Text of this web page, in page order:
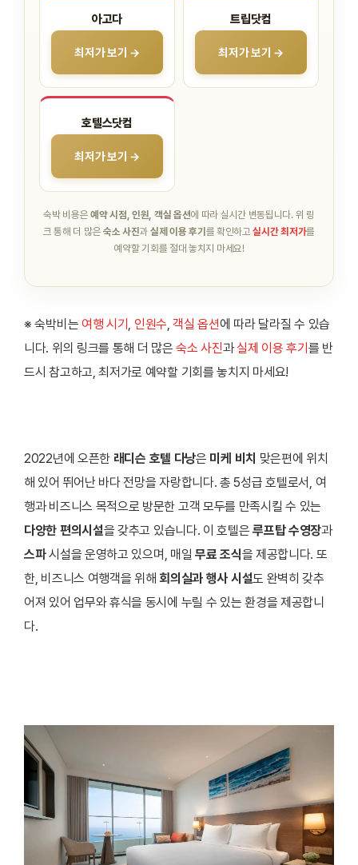
아고다
최저가 보기 →
트립닷컴
최저가 보기 →
호텔스닷컴
최저가 보기 →
숙박 비용은예약 시점, 인원, 객실 옵션에 따라 실시간 변동됩니다. 위 링
크 통해 더 많은 숙소 사진과 실제 이용 후기 를 확인하고실시간 최저가를
예약할 기회를 절대 놓치지 마세요!
※ 숙박비는 여행 시기 인원수 객실 옵션에 따라 달라질 수 있습
니다. 위의 링크를 통해 더 많은 숙소 사진과실제 이용 후기 를 반
드시 참고하고, 최저가로 예약할 기회를 놓치지 마세요!
2022년에 오픈한 래디슨 호텔 다낭은 미케 비치 맞은편에 위치
해 있어 뛰어난 바다 전망을 자랑합니다. 총 5성급 호텔로서, 여
행과 비즈니스 목적으로 방문한 고객 모두를 만족시킬 수 있는
다양한 편의시설을 갖추고 있습니다. 이 호텔은루프탑 수영장과
스파시설을 운영하고 있으며, 매일무료 조식을 제공합니다. 또
한, 비즈니스 여행객을 위해회의실과 행사 시설도 완벽히 갖추
어져 있어 업무와 휴식을 동시에 누릴 수 있는 환경을 제공합니
다.